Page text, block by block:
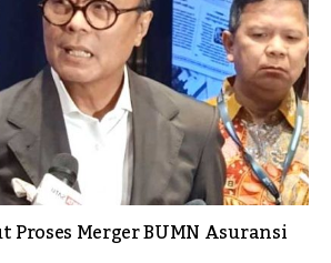
Proses Merger BUMN Asuransi